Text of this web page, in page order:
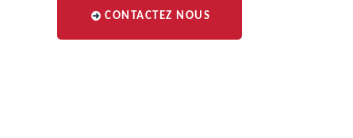
CONTACTEZ NOUS